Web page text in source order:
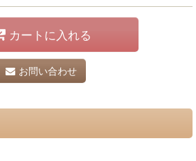
カートに入れる
お問い合わせ